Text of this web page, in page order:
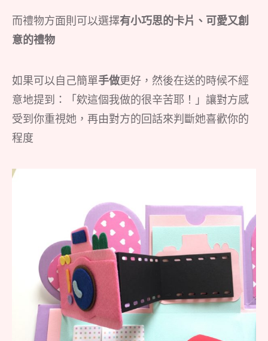
而禮物方面則可以選擇有小巧思的卡片、可愛又創
意的禮物
如果可以自己簡單手做更好，然後在送的時候不經
意地提到：「欸這個我做的很辛苦耶！」讓對方感
受到你重視她，再由對方的回話來判斷她喜歡你的
程度